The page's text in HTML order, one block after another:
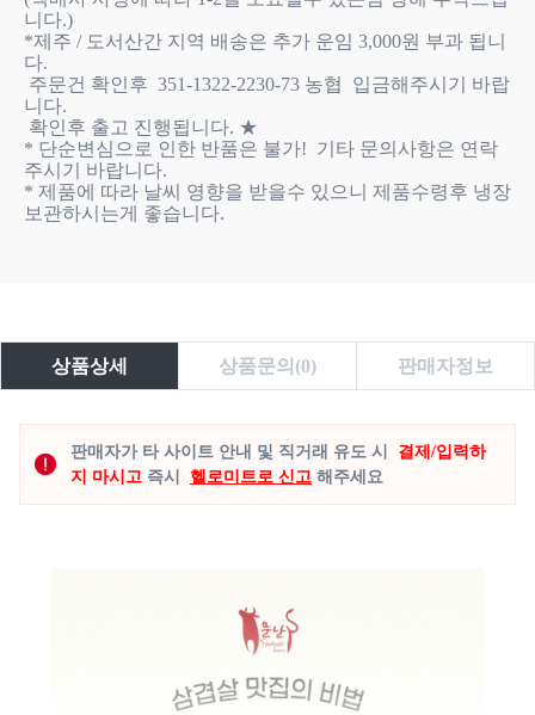
니다.)
*제주 / 도서산간 지역 배송은 추가 운임 3,000원 부과 됩니
다.
니다.
* 단순변심으로 인한 반품은 불가!  기타 문의사항은 연락
주시기 바랍니다.
* 제품에 따라 날씨 영향을 받을수 있으니 제품수령후 냉장
보관하시는게 좋습니다.
상품상세 상품문의(0) 판매자정보
판매자가 타 사이트 안내 및 직거래 유도 시
결제/입력하
지 마시고 즉시 헬로미트로 신고 해주세요